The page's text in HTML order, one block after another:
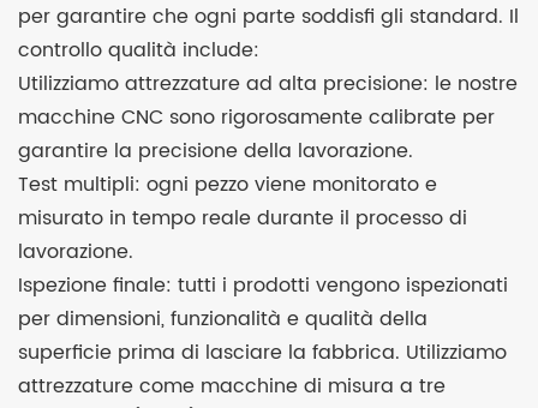
per garantire che ogni parte soddisfi gli standard. Il
controllo qualità include:
Utilizziamo attrezzature ad alta precisione: le nostre
macchine CNC sono rigorosamente calibrate per
garantire la precisione della lavorazione.
Test multipli: ogni pezzo viene monitorato e
misurato in tempo reale durante il processo di
lavorazione.
Ispezione finale: tutti i prodotti vengono ispezionati
per dimensioni, funzionalità e qualità della
superficie prima di lasciare la fabbrica. Utilizziamo
attrezzature come macchine di misura a tre